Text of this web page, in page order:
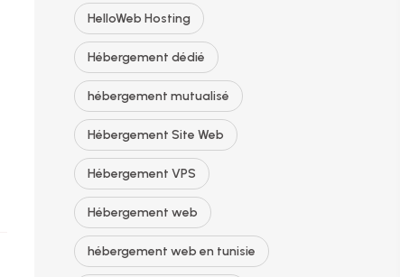
HelloWeb Hosting
Hébergement dédié
hébergement mutualisé
Hébergement Site Web
Hébergement VPS
Hébergement web
hébergement web en tunisie